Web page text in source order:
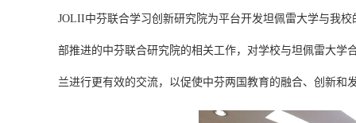
JOLII中芬联合学习创新研究院为平台开发坦佩雷大学与我
部推进的中芬联合研究院的相关工作，对学校与坦佩雷大
兰进行更有效的交流，以促使中芬两国教育的融合、创新和